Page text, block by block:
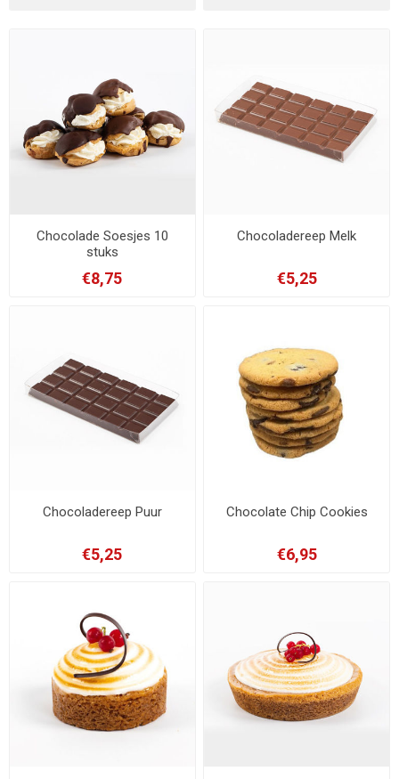
Chocolade Soesjes 10
stuks
€8,75
Chocoladereep Melk
€5,25
Chocoladereep Puur
€5,25
Chocolate Chip Cookies
€6,95